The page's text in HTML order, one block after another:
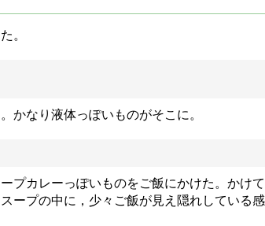
。
かなり液体っぽいものがそこに。
プカレーっぽいものをご飯にかけた。かけ
ープの中に，少々ご飯が見え隠れしている